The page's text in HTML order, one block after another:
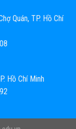
Quán, TP. Hồ Chí
Hồ Chí Minh